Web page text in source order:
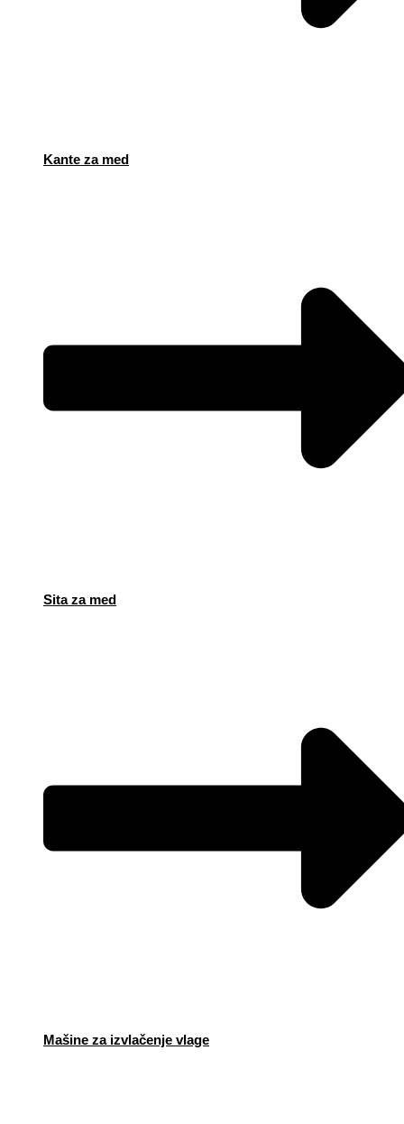
Kante za med
Sita za med
Mašine za izvlačenje vlage